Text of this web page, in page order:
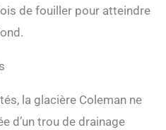
de fouiller pour atteindre
la glacière Coleman ne
d’un trou de drainage